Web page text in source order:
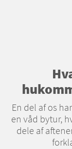
En del af os
en våd bytur,
dele af